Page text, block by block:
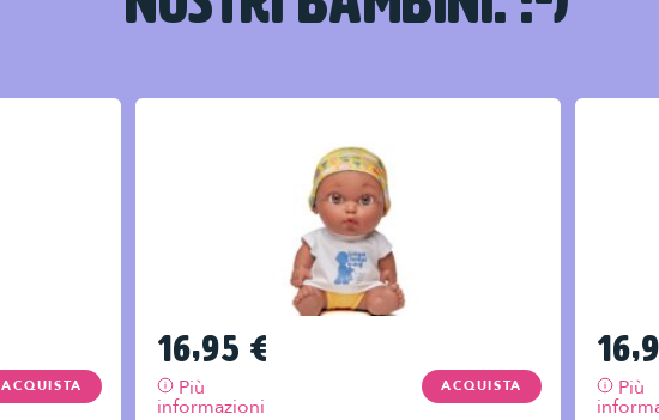
ACQUISTA
16,95 €
Più
informazioni
ACQUISTA Più